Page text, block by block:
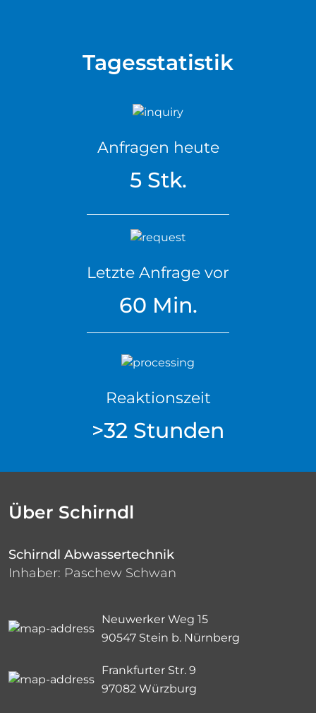
Tagesstatistik
Anfragen heute
5 Stk.
Letzte Anfrage vor
60 Min.
Reaktionszeit
>32 Stunden
Über Schirndl
Schirndl Abwassertechnik
Inhaber: Paschew Schwan
Neuwerker Weg 15
90547 Stein b. Nürnberg
Frankfurter Str. 9
97082 Würzburg